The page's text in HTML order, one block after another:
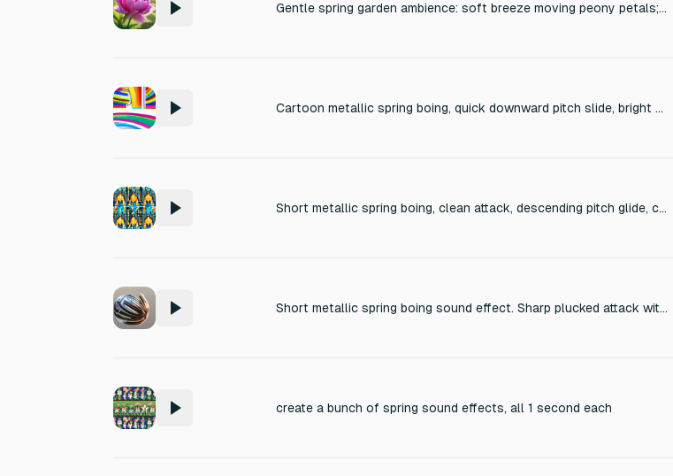
Gentle spring garden ambience: soft breeze moving peony petals; faint, airy rustle and light leaf touches; no birds, no traffic; intimate, poetic, ASMR-friendly; natural reverb, slow dynamics, very clean tone.
Cartoon metallic spring boing, quick downward pitch slide, bright but smooth, resonant and twangy, short fast decay, softer attack (less sharp).
Short metallic spring boing, clean attack, descending pitch glide, cartoon-like, resonant and twangy, fast decay (~0.5 seconds), slightly softer and less sharp overall
Short metallic spring boing sound effect. Sharp plucked attack with a smooth downward pitch glide. Bright and twangy, resonant coil timbre. Ends cleanly with a softer, less piercing high-frequency tail (not too sharp). Duration about 0.5s with quick decay
create a bunch of spring sound effects, all 1 second each